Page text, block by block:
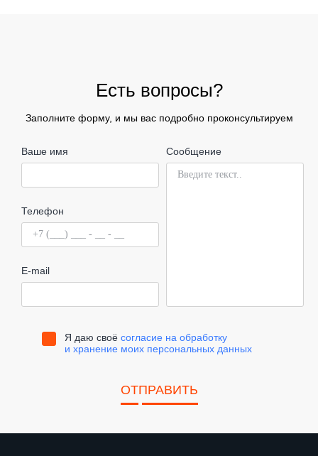
Есть вопросы?
Заполните форму, и мы вас подробно проконсультируем
Ваше имя
Телефон
E-mail
Сообщение
Я даю своё согласие на обработку
и хранение моих персональных данных
ОТПРАВИТЬ